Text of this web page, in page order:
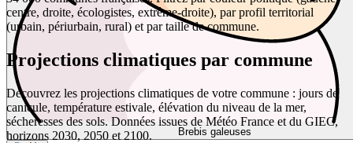
Brebis galeuses
centre, droite, écologistes, extrême-droite), par profil territorial
(urbain, périurbain, rural) et par taille de commune.
Projections climatiques par commune
Découvrez les projections climatiques de votre commune : jours de
canicule, température estivale, élévation du niveau de la mer,
sécheresses des sols. Données issues de Météo France et du GIEC,
horizons 2030, 2050 et 2100.